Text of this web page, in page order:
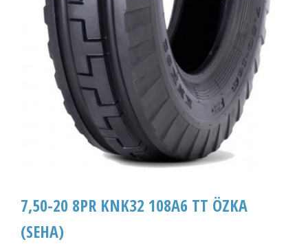
7,50-20 8PR KNK32 108A6 TT ÖZKA
(SEHA)